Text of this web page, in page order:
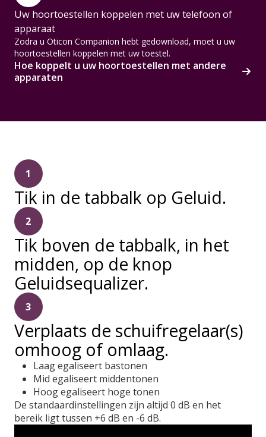
Uw hoortoestellen koppelen met uw telefoon of
apparaat
Zodra u Oticon Companion hebt gedownload, moet u uw
hoortoestellen koppelen met uw toestel.
Hoe koppelt u uw hoortoestellen met andere
apparaten
1
Tik in de tabbalk op Geluid.
2
Tik boven de tabbalk, in het
midden, op de knop
Geluidsequalizer.
3
Verplaats de schuifregelaar(s)
omhoog of omlaag.
Laag egaliseert bastonen
Mid egaliseert middentonen
Hoog egaliseert hoge tonen
De standaardinstellingen zijn altijd 0 dB en het
bereik ligt tussen +6 dB en -6 dB.